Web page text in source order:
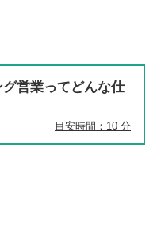
営業ってどんな仕
目安時間：10 分